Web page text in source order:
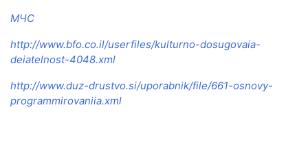
МЧС
http://www.bfo.co.il/userfiles/kulturno-dosugovaia-
deiatelnost-4048.xml
http://www.duz-drustvo.si/uporabnik/file/661-osnovy-
programmirovaniia.xml